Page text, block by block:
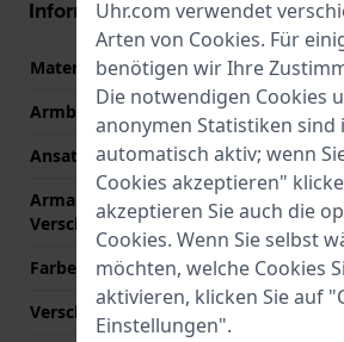
Informationen zum Armband
Material des Armbands
Leder
Armbandbreite
12 mm
Ansatzbreite
12 mm
Armandbreite am
Verschluß
12 mm
Farbe des Armbands
Grau
Verschlusstyp
Uhr.com verwendet
Arten von Cookies. Für
benötigen wir Ihre
Die notwendigen Cookies
anonymen Statistiken sind
automatisch aktiv; wenn
Cookies akzeptieren"
akzeptieren Sie auch die
Cookies. Wenn Sie selbst
möchten, welche Cookies
aktivieren, klicken Sie auf
Einstellungen".